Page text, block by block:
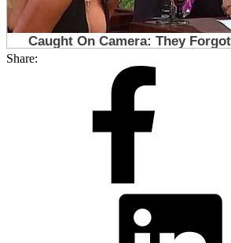
Share: